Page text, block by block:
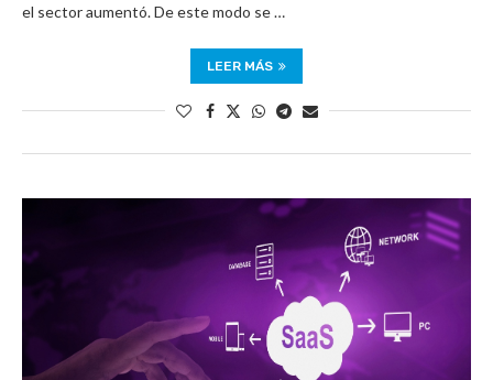
el sector aumentó. De este modo se …
LEER MÁS